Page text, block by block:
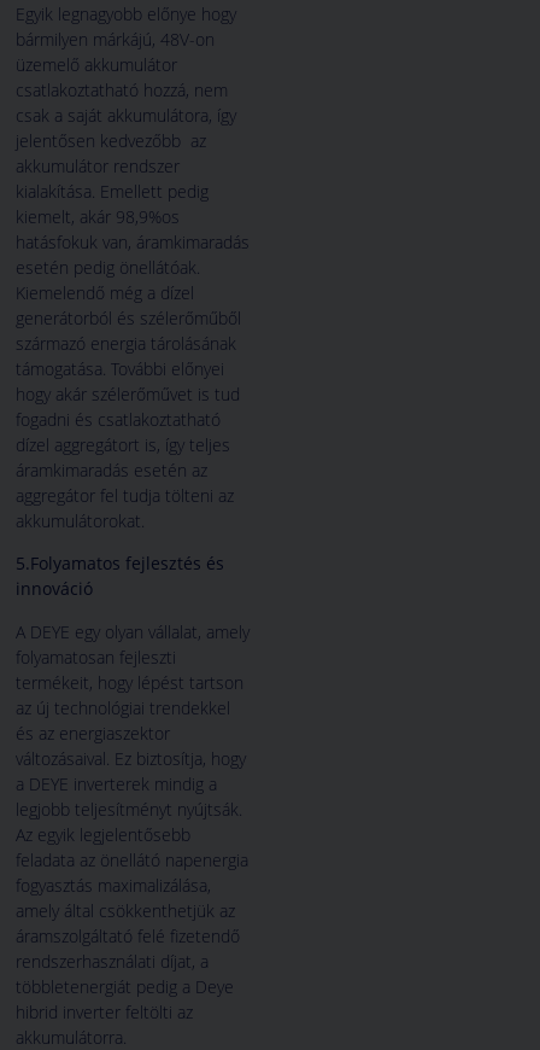
Egyik legnagyobb előnye hogy
bármilyen márkájú, 48V-on
üzemelő akkumulátor
csatlakoztatható hozzá, nem
csak a saját akkumulátora, így
jelentősen kedvezőbb az
akkumulátor rendszer
kialakítása. Emellett pedig
kiemelt, akár 98,9%os
hatásfokuk van, áramkimaradás
esetén pedig önellátóak.
Kiemelendő még a dízel
generátorból és szélerőműből
származó energia tárolásának
támogatása. További előnyei
hogy akár szélerőművet is tud
fogadni és csatlakoztatható
dízel aggregátort is, így teljes
áramkimaradás esetén az
aggregátor fel tudja tölteni az
akkumulátorokat.
5.Folyamatos fejlesztés és
innováció
A DEYE egy olyan vállalat, amely
folyamatosan fejleszti
termékeit, hogy lépést tartson
az új technológiai trendekkel
és az energiaszektor
változásaival. Ez biztosítja, hogy
a DEYE inverterek mindig a
legjobb teljesítményt nyújtsák.
Az egyik legjelentősebb
feladata az önellátó napenergia
fogyasztás maximalizálása,
amely által csökkenthetjük az
áramszolgáltató felé fizetendő
rendszerhasználati díjat, a
többletenergiát pedig a Deye
hibrid inverter feltölti az
akkumulátorra.